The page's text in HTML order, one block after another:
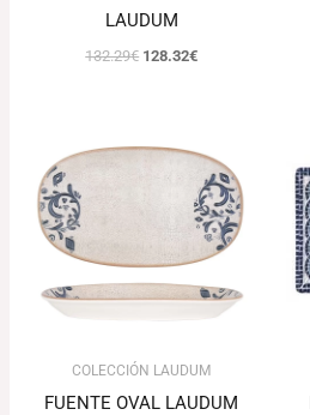
LAUDUM
132.29€ 128.32€
COLECCIÓN LAUDUM
FUENTE OVAL LAUDUM
precios:
desde
115.51€
hasta
157.34€